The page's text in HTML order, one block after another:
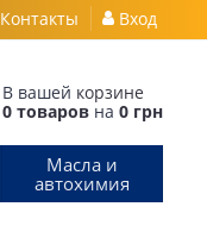
Контакты Вход
В вашей корзине
0 товаров на 0 грн
Масла и
автохимия